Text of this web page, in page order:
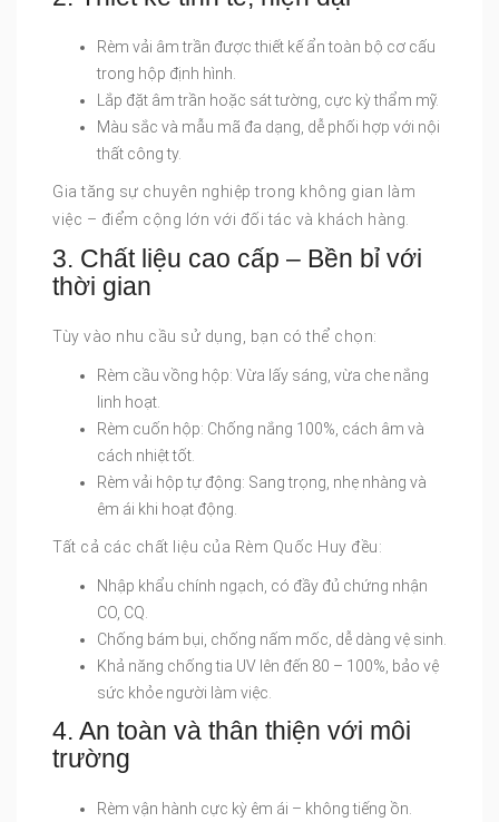
Rèm vải âm trần được thiết kế ẩn toàn bộ cơ cấu
trong hộp định hình.
Lắp đặt âm trần hoặc sát tường, cực kỳ thẩm mỹ.
Màu sắc và mẫu mã đa dạng, dễ phối hợp với nội
thất công ty.
Gia tăng sự chuyên nghiệp trong không gian làm
việc – điểm cộng lớn với đối tác và khách hàng.
3. Chất liệu cao cấp – Bền bỉ với
thời gian
Tùy vào nhu cầu sử dụng, bạn có thể chọn:
Rèm cầu vồng hộp: Vừa lấy sáng, vừa che nắng
linh hoạt.
Rèm cuốn hộp: Chống nắng 100%, cách âm và
cách nhiệt tốt.
Rèm vải hộp tự động: Sang trọng, nhẹ nhàng và
êm ái khi hoạt động.
Tất cả các chất liệu của Rèm Quốc Huy đều:
Nhập khẩu chính ngạch, có đầy đủ chứng nhận
CO, CQ.
Chống bám bụi, chống nấm mốc, dễ dàng vệ sinh.
Khả năng chống tia UV lên đến 80 – 100%, bảo vệ
sức khỏe người làm việc.
4. An toàn và thân thiện với môi
trường
Rèm vận hành cực kỳ êm ái – không tiếng ồn.